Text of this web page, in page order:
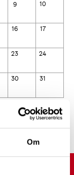
Om
9 10
16 17
23 24
30 31
har aktiviteter.